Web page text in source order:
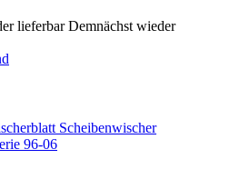
Demnächst wieder